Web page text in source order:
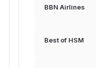
BBN Airlines
Best of HSM